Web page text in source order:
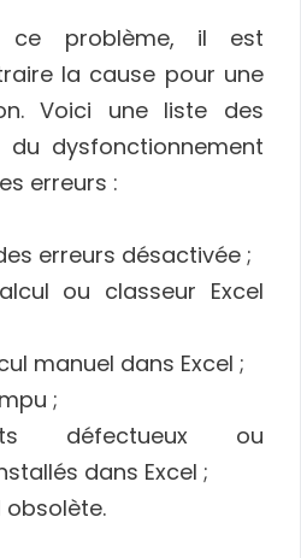
ce problème, il est
la cause pour une
Voici une liste des
dysfonctionnement
erreurs :
erreurs désactivée ;
ou classeur Excel
manuel dans Excel ;
;
défectueux ou
dans Excel ;
obsolète.